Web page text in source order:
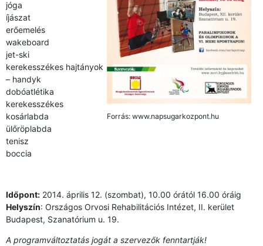
Forrás: www.napsugarkozpont.hu
jóga
íjászat
erőemelés
wakeboard
jet-ski
kerekesszékes hajtányok
– handyk
dobóatlétika
kerekesszékes
kosárlabda
ülőröplabda
tenisz
boccia
Időpont: 2014. április 12. (szombat), 10.00 órától 16.00 óráig
Helyszín: Országos Orvosi Rehabilitációs Intézet, II. kerület
Budapest, Szanatórium u. 19.
A programváltoztatás jogát a szervezők fenntartják!